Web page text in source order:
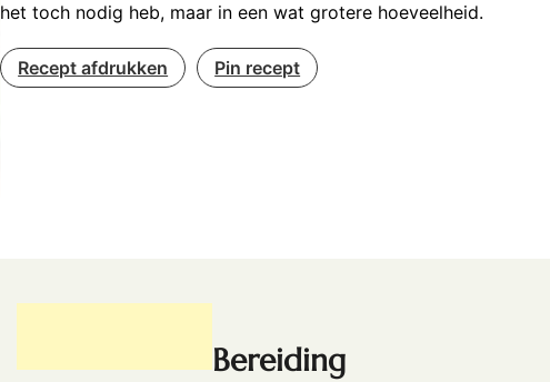
het toch nodig heb, maar in een wat grotere hoeveelheid.
Recept afdrukken Pin recept
Bereiding